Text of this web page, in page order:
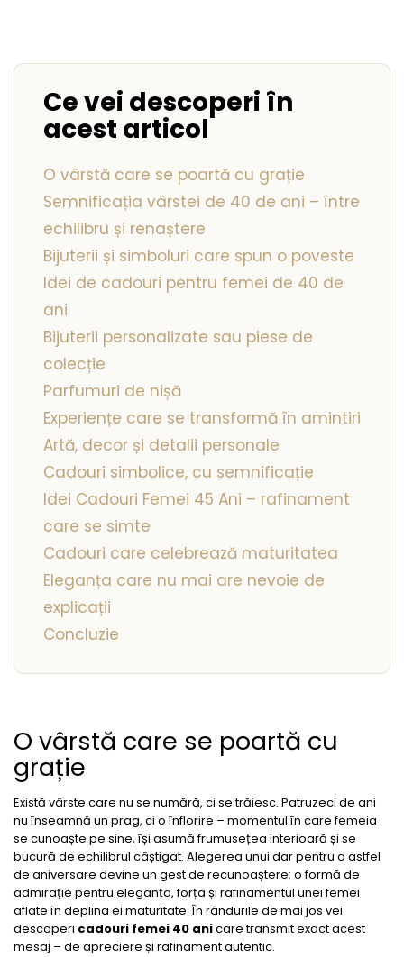
Pandantive cu Perle
Brose cu Perle
Ce vei descoperi în
acest articol
O vârstă care se poartă cu grație
Semnificația vârstei de 40 de ani – între
echilibru și renaștere
Bijuterii și simboluri care spun o poveste
Idei de cadouri pentru femei de 40 de
ani
Bijuterii personalizate sau piese de
colecție
Parfumuri de nișă
Experiențe care se transformă în amintiri
Artă, decor și detalii personale
Cadouri simbolice, cu semnificație
Idei Cadouri Femei 45 Ani – rafinament
care se simte
Cadouri care celebrează maturitatea
Eleganța care nu mai are nevoie de
explicații
Concluzie
O vârstă care se poartă cu
grație
Există vârste care nu se numără, ci se trăiesc. Patruzeci de ani
nu înseamnă un prag, ci o înflorire – momentul în care femeia
se cunoaște pe sine, își asumă frumusețea interioară și se
bucură de echilibrul câștigat. Alegerea unui dar pentru o astfel
de aniversare devine un gest de recunoaștere: o formă de
admirație pentru eleganța, forța și rafinamentul unei femei
aflate în deplina ei maturitate. În rândurile de mai jos vei
descoperi cadouri femei 40 anicare transmit exact acest
mesaj – de apreciere și rafinament autentic.